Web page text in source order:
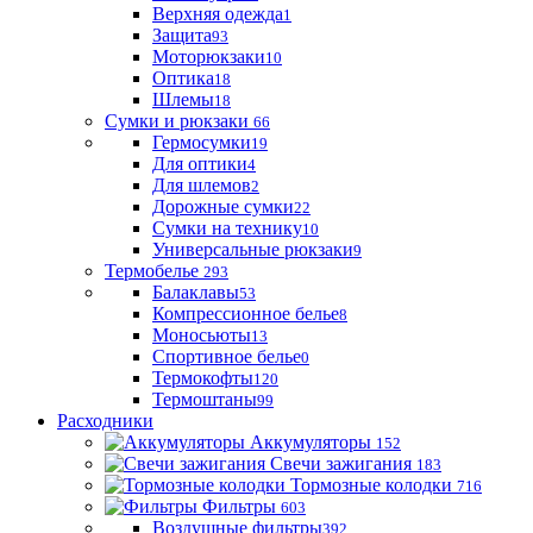
Верхняя одежда1
Защита93
Моторюкзаки10
Оптика18
Шлемы18
Сумки и рюкзаки 66
Гермосумки19
Для оптики4
Для шлемов2
Дорожные сумки22
Сумки на технику10
Универсальные рюкзаки9
Термобелье 293
Балаклавы53
Компрессионное белье8
Моносьюты13
Спортивное белье0
Термокофты120
Термоштаны99
Расходники
Аккумуляторы 152
Свечи зажигания 183
Тормозные колодки 716
Фильтры 603
Воздушные фильтры392